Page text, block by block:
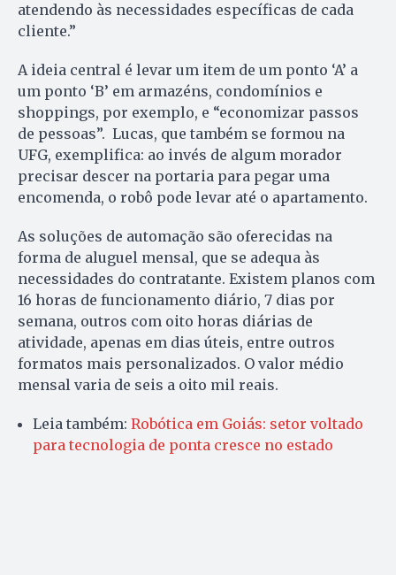
atendendo às necessidades específicas de cada
cliente.”
A ideia central é levar um item de um ponto ‘A’ a
um ponto ‘B’ em armazéns, condomínios e
shoppings, por exemplo, e “economizar passos
de pessoas”. Lucas, que também se formou na
UFG, exemplifica: ao invés de algum morador
precisar descer na portaria para pegar uma
encomenda, o robô pode levar até o apartamento.
As soluções de automação são oferecidas na
forma de aluguel mensal, que se adequa às
necessidades do contratante. Existem planos com
16 horas de funcionamento diário, 7 dias por
semana, outros com oito horas diárias de
atividade, apenas em dias úteis, entre outros
formatos mais personalizados. O valor médio
mensal varia de seis a oito mil reais.
Leia também: Robótica em Goiás: setor voltado
para tecnologia de ponta cresce no estado